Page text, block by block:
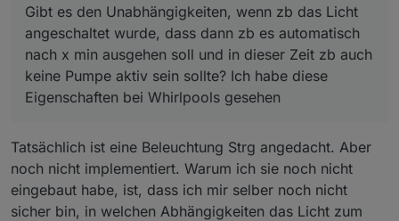
Gibt es den Unabhängigkeiten, wenn zb das Licht
angeschaltet wurde, dass dann zb es automatisch
nach x min ausgehen soll und in dieser Zeit zb auch
keine Pumpe aktiv sein sollte? Ich habe diese
Eigenschaften bei Whirlpools gesehen
Tatsächlich ist eine Beleuchtung Strg angedacht. Aber
noch nicht implementiert. Warum ich sie noch nicht
eingebaut habe, ist, dass ich mir selber noch nicht
sicher bin, in welchen Abhängigkeiten das Licht zum